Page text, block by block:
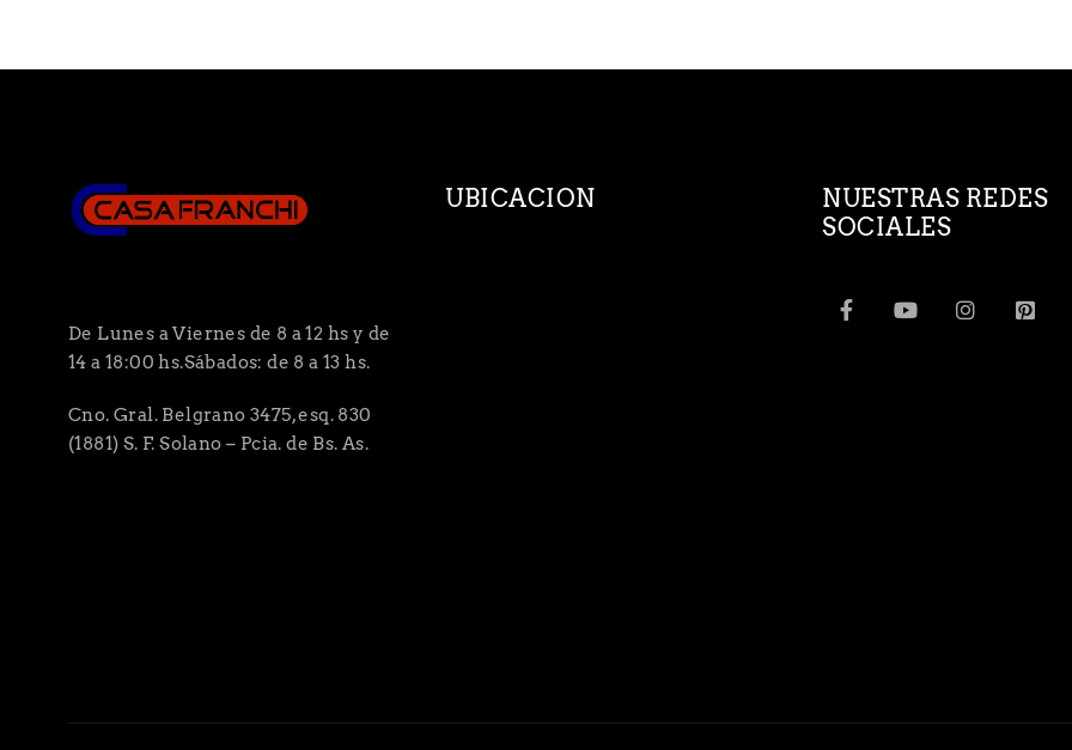
De Lunes a Viernes de 8 a 12 hs y de
14 a 18:00 hs.Sábados: de 8 a 13 hs.
Cno. Gral. Belgrano 3475, esq. 830
(1881) S. F. Solano – Pcia. de Bs. As.
UBICACION
NUESTRAS REDES
SOCIALES